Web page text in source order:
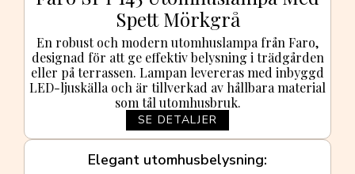
Spett Mörkgrå
En robust och modern utomhuslampa från Faro,
designad för att ge effektiv belysning i trädgården
eller på terrassen. Lampan levereras med inbyggd
LED-ljuskälla och är tillverkad av hållbara material
som tål utomhusbruk.
SE DETALJER
Elegant utomhusbelysning